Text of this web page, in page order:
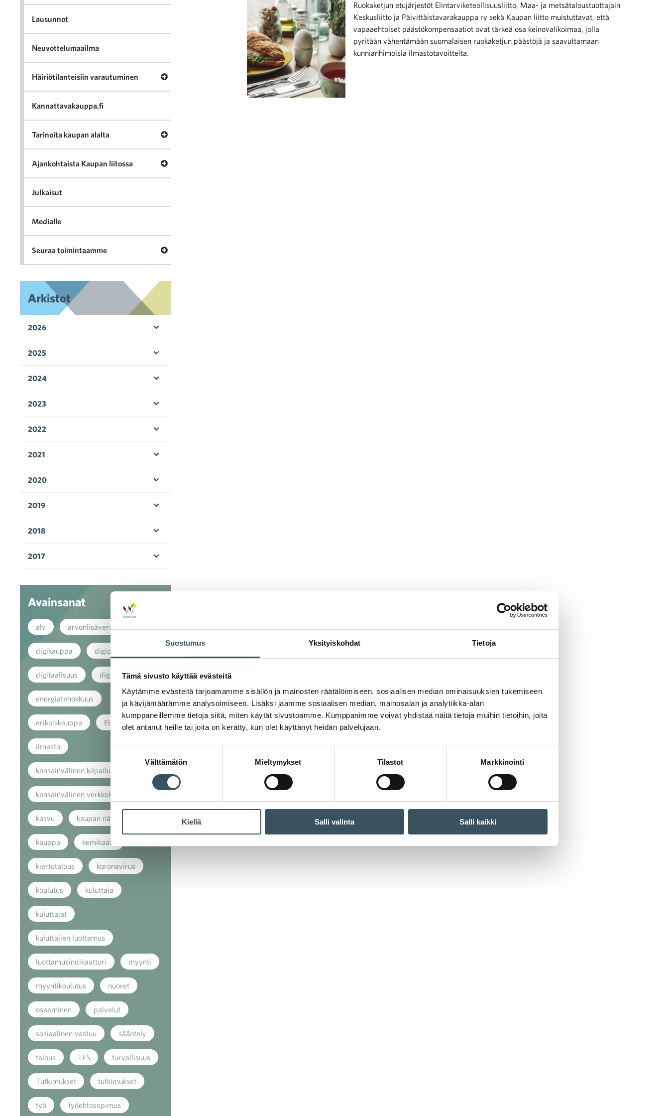
Suostumus Yksityiskohdat Tietoja
Tämä sivusto käyttää evästeitä
Käytämme evästeitä tarjoamamme sisällön ja mainosten räätälöimiseen, sosiaalisen median ominaisuuksien tukemiseen
ja kävijämäärämme analysoimiseen. Lisäksi jaamme sosiaalisen median, mainosalan ja analytiikka-alan
kumppaneillemme tietoja siitä, miten käytät sivustoamme. Kumppanimme voivat yhdistää näitä tietoja muihin tietoihin, joita
olet antanut heille tai joita on kerätty, kun olet käyttänyt heidän palvelujaan.
valinta
Välttämätön Mieltymykset Tilastot Markkinointi
Kiellä Salli valinta Salli kaikki
Ruokaketjun etujärjestöt Elintarviketeollisuusliitto, Maa- ja metsätaloustuottajain
Keskusliitto ja Päivittäistavarakauppa ry sekä Kaupan liitto muistuttavat, että
vapaaehtoiset päästökompensaatiot ovat tärkeä osa keinovalikoimaa, jolla
pyritään vähentämään suomalaisen ruokaketjun päästöjä ja saavuttamaan
kunnianhimoisia ilmastotavoitteita.
Lausunnot
Neuvottelumaailma
Häiriötilanteisiin varautuminen Avaa valikko Häiriötilanteisiin varautuminen
Kannattavakauppa.fi
Tarinoita kaupan alalta Avaa valikko Tarinoita kaupan alalta
Ajankohtaista Kaupan liitossa Avaa valikko Ajankohtaista Kaupan liitossa
Julkaisut
Medialle
Seuraa toimintaamme Avaa valikko Seuraa toimintaamme
Arkistot
2026
2025
2024
2023
2022
2021
2020
2019
2018
2017
Avainsanat
alv arvonlisävero
digikauppa digiostaminen
digitaalisuus digitalisaatio
energiatehokkuus
erikoiskauppa EU
ilmasto
kansainvälinen kilpailu
kansainvälinen verkkokauppa
kasvu kaupan näkymät
kauppa kemikaalit
kiertotalous koronavirus
koulutus kuluttaja
kuluttajat
kuluttajien luottamus
luottamusindikaattori myynti
myyntikoulutus nuoret
osaaminen palvelut
sosiaalinen vastuu sääntely
talous TES turvallisuus
Tutkimukset tutkimukset
työ työehtosopimus